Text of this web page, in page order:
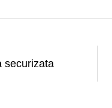
securizata